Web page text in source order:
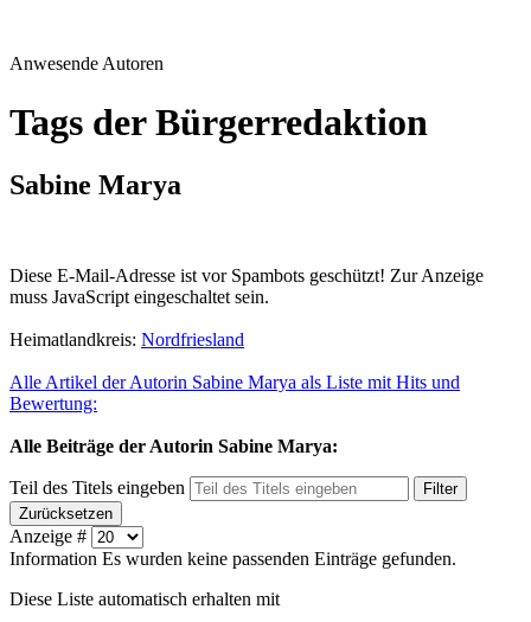
Anwesende Autoren
Tags der Bürgerredaktion
Sabine Marya
Diese E-Mail-Adresse ist vor Spambots geschützt! Zur Anzeige
muss JavaScript eingeschaltet sein.
Heimatlandkreis: Nordfriesland
Alle Artikel der Autorin Sabine Marya als Liste mit Hits und
Bewertung:
Alle Beiträge der Autorin Sabine Marya:
Teil des Titels eingeben
Filter
Zurücksetzen
Anzeige #
Information Es wurden keine passenden Einträge gefunden.
Diese Liste automatisch erhalten mit